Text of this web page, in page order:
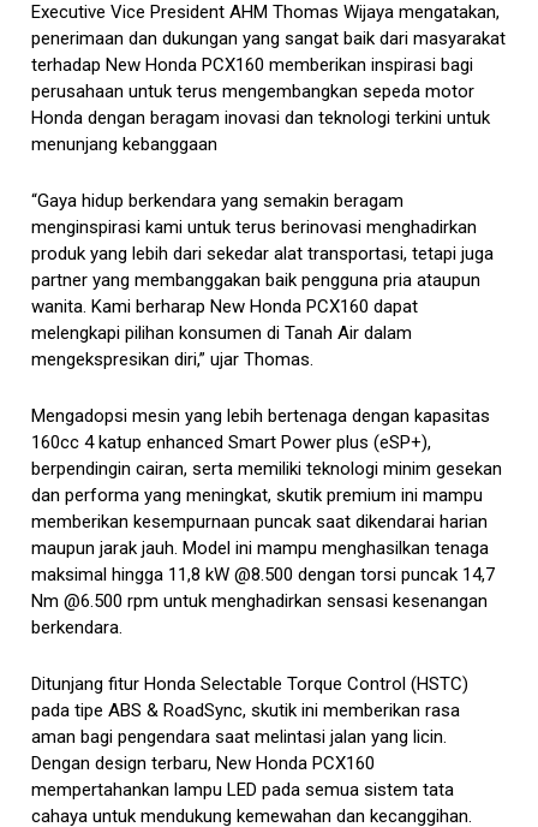
Executive Vice President AHM Thomas Wijaya mengatakan,
penerimaan dan dukungan yang sangat baik dari masyarakat
terhadap New Honda PCX160 memberikan inspirasi bagi
perusahaan untuk terus mengembangkan sepeda motor
Honda dengan beragam inovasi dan teknologi terkini untuk
menunjang kebanggaan
“Gaya hidup berkendara yang semakin beragam
menginspirasi kami untuk terus berinovasi menghadirkan
produk yang lebih dari sekedar alat transportasi, tetapi juga
partner yang membanggakan baik pengguna pria ataupun
wanita. Kami berharap New Honda PCX160 dapat
melengkapi pilihan konsumen di Tanah Air dalam
mengekspresikan diri,” ujar Thomas.
Mengadopsi mesin yang lebih bertenaga dengan kapasitas
160cc 4 katup enhanced Smart Power plus (eSP+),
berpendingin cairan, serta memiliki teknologi minim gesekan
dan performa yang meningkat, skutik premium ini mampu
memberikan kesempurnaan puncak saat dikendarai harian
maupun jarak jauh. Model ini mampu menghasilkan tenaga
maksimal hingga 11,8 kW @8.500 dengan torsi puncak 14,7
Nm @6.500 rpm untuk menghadirkan sensasi kesenangan
berkendara.
Ditunjang fitur Honda Selectable Torque Control (HSTC)
pada tipe ABS & RoadSync, skutik ini memberikan rasa
aman bagi pengendara saat melintasi jalan yang licin.
Dengan design terbaru, New Honda PCX160
mempertahankan lampu LED pada semua sistem tata
cahaya untuk mendukung kemewahan dan kecanggihan.